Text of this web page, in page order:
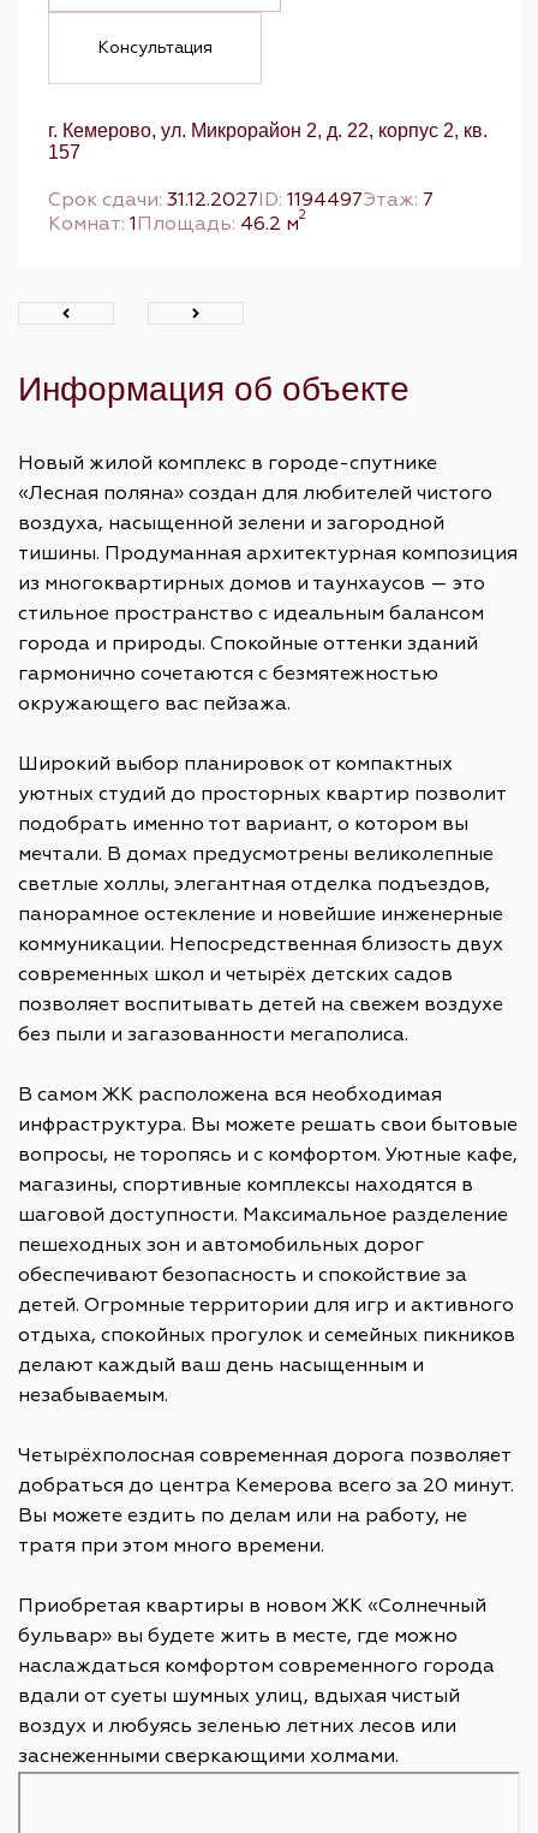
Консультация
г. Кемерово, ул. Микрорайон 2, д. 22, корпус 2, кв.
157
Срок сдачи: 31.12.2027ID: 1194497Этаж: 7
Комнат: 1Площадь: 46.2 м2
Информация об объекте
Новый жилой комплекс в городе-спутнике
«Лесная поляна» создан для любителей чистого
воздуха, насыщенной зелени и загородной
тишины. Продуманная архитектурная композиция
из многоквартирных домов и таунхаусов — это
стильное пространство с идеальным балансом
города и природы. Спокойные оттенки зданий
гармонично сочетаются с безмятежностью
окружающего вас пейзажа.
Широкий выбор планировок от компактных
уютных студий до просторных квартир позволит
подобрать именно тот вариант, о котором вы
мечтали. В домах предусмотрены великолепные
светлые холлы, элегантная отделка подъездов,
панорамное остекление и новейшие инженерные
коммуникации. Непосредственная близость двух
современных школ и четырёх детских садов
позволяет воспитывать детей на свежем воздухе
без пыли и загазованности мегаполиса.
В самом ЖК расположена вся необходимая
инфраструктура. Вы можете решать свои бытовые
вопросы, не торопясь и с комфортом. Уютные кафе,
магазины, спортивные комплексы находятся в
шаговой доступности. Максимальное разделение
пешеходных зон и автомобильных дорог
обеспечивают безопасность и спокойствие за
детей. Огромные территории для игр и активного
отдыха, спокойных прогулок и семейных пикников
делают каждый ваш день насыщенным и
незабываемым.
Четырёхполосная современная дорога позволяет
добраться до центра Кемерова всего за 20 минут.
Вы можете ездить по делам или на работу, не
тратя при этом много времени.
Приобретая квартиры в новом ЖК «Солнечный
бульвар» вы будете жить в месте, где можно
наслаждаться комфортом современного города
вдали от суеты шумных улиц, вдыхая чистый
воздух и любуясь зеленью летних лесов или
заснеженными сверкающими холмами.